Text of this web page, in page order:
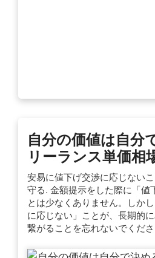
自分の価値は自分
リーランス単価
安易に値下げ交渉に応じない
守る. 金額提示をした際に「値
とは少なくありません。しか
に応じない」ことが、長期的
繋がることを忘れないでくださ